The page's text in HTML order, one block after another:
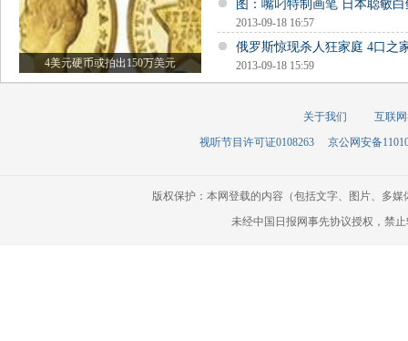
4美元硬币或拍出150万美元
图：嘴叼特制画笔 日本聪敏
2013-09-18 16:57
俄罗斯惊现杀人狂家庭 4口之
2013-09-18 15:59
关于我们
互联
视听节目许可证0108263
京公网安备
版权保护：本网登载的内容（包括文字、图片、多
未经中国日报网事先协议授权，禁止